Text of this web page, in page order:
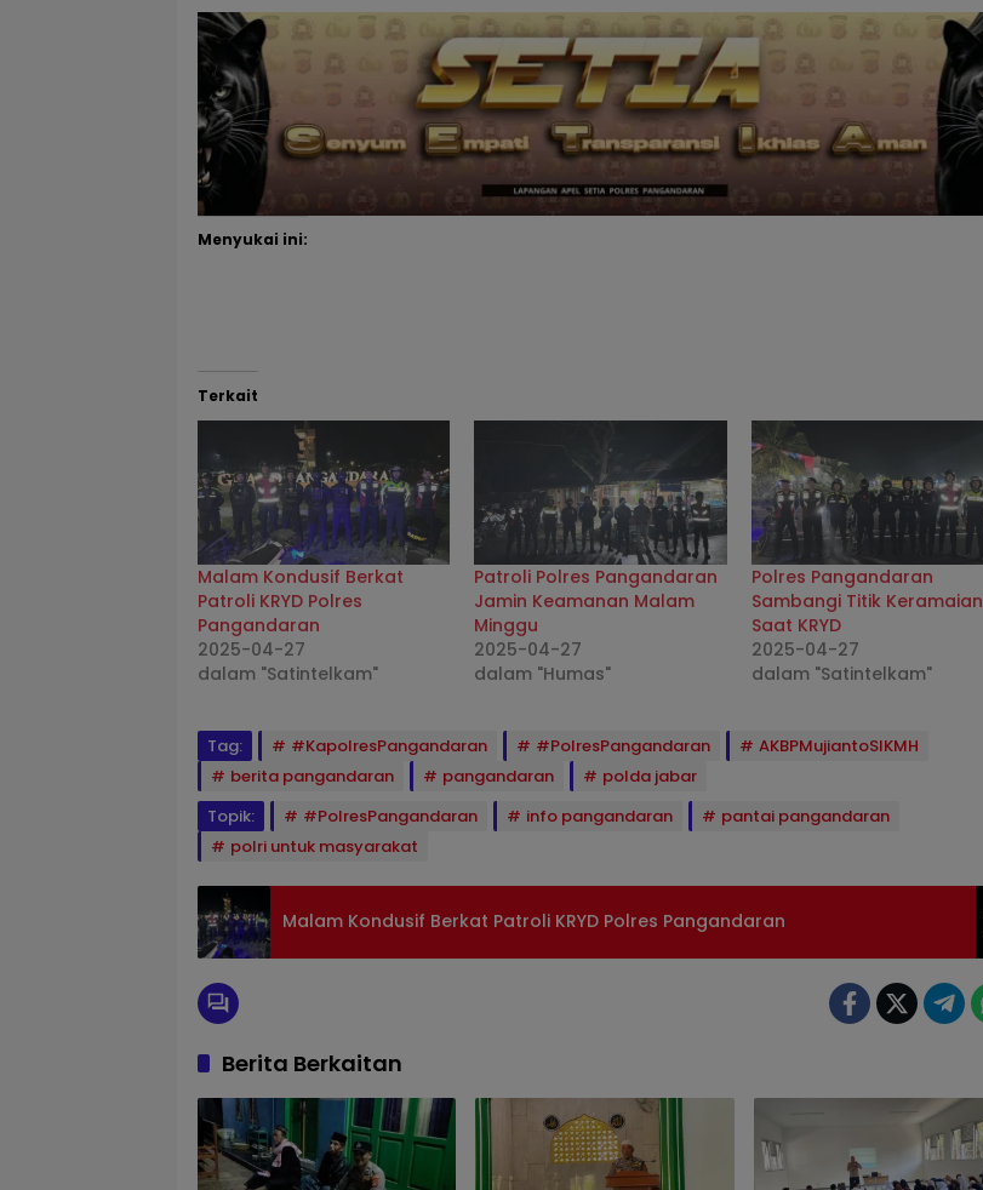
Menyukai ini:
Terkait
Malam Kondusif Berkat
Patroli KRYD Polres
Pangandaran
2025-04-27
dalam "Satintelkam"
Patroli Polres Pangandaran
Jamin Keamanan Malam
Minggu
2025-04-27
dalam "Humas"
Polres Pangandaran
Sambangi Titik Keramaian
Saat KRYD
2025-04-27
dalam "Satintelkam"
Tag: #KapolresPangandaran #PolresPangandaran
AKBPMujiantoSIKMH
berita pangandaran
pangandaran
polda jabar
Topik:
#PolresPangandaran info pangandaran
pantai pangandaran
polri untuk masyarakat
Malam Kondusif Berkat Patroli KRYD Polres Pangandaran
Berita Berkaitan